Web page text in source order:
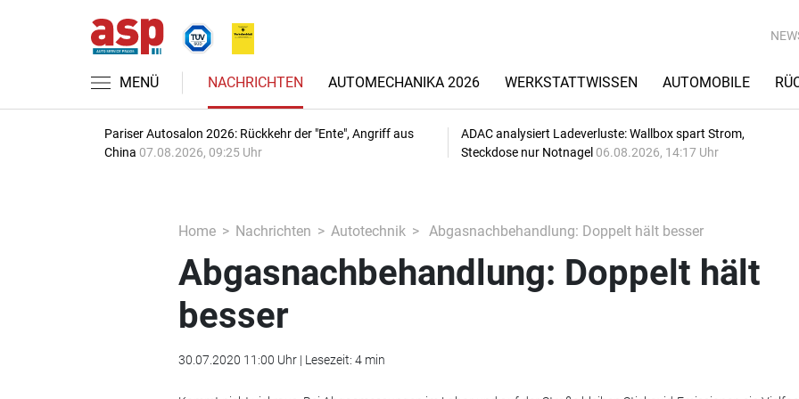
MENÜ NACHRICHTEN AUTOMECHANIKA 2026 WERKSTATTWISSEN AUTOMOBILE
Pariser Autosalon 2026: Rückkehr der "Ente", Angriff aus
China 07.08.2026, 09:25 Uhr
ADAC analysiert Ladeverluste: Wallbox spart Strom,
Steckdose nur Notnagel 06.08.2026, 14:17 Uhr
Home Nachrichten Autotechnik Abgasnachbehandlung: Doppelt hält besser
Abgasnachbehandlung: Doppelt hält
besser
30.07.2020 11:00 Uhr | Lesezeit: 4 min